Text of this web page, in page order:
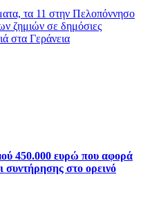
τα 11 στην Πελοπόννησο
ζημιών σε δημόσιες
στα Γεράνεια
450.000 ευρώ που αφορά
στο ορεινό